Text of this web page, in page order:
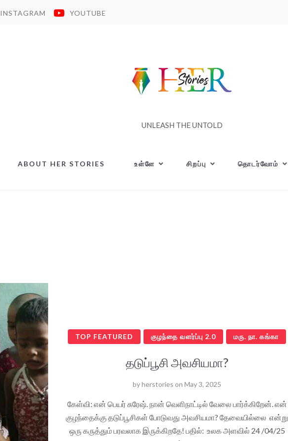
INSTAGRAM YOUTUBE
UNLEASH THE UNTOLD
ABOUT HER STORIES உள்ளே சிறப்பு தொடர்வோம்
TOP FEATURED குழந்தை வளர்ப்பு 2.0 மரு. நா. கங்கா
தடுப்பூசி அவசியமா?
byherstories on May 3, 2025
கேள்வி: என் பெயர் சுரேஷ். நான் வெளிநாட்டில் வேலை பார்க்கிறேன். என்
குழந்தைக்கு தடுப்பூசிகள் போடுவது அவசியமா? தேவையில்லை என்று
ஒரு கருத்தும் பரவலாக இருக்கிறதே! பதில்: உலக அளவில் 24 /04/25